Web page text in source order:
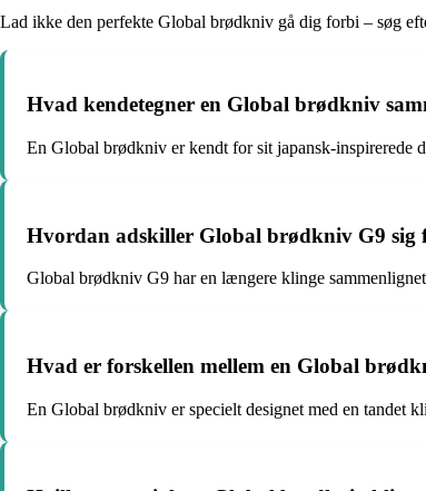
Lad ikke den perfekte Global brødkniv gå dig forbi – søg
Hvad kendetegner en Global brødkniv
En Global brødkniv er kendt for sit japansk-
Hvordan adskiller Global brødkniv G9 sig
Global brødkniv G9 har en længere klinge
Hvad er forskellen mellem en Global
En Global brødkniv er specielt designet med en tandet